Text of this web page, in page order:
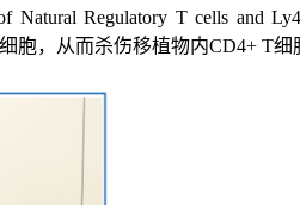
Natural Regulatory T cells and
细胞，从而杀伤移植物内CD4+ T细